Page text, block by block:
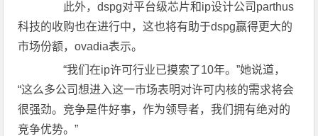
此外，dspg对平台级芯片和ip设计公司parthus
科技的收购也在进行中，这也将有助于dspg赢得更大的
市场份额，ovadia表示。
“我们在ip许可行业已摸索了10年。”她说道，
“这么多公司想进入这一市场表明对许可内核的需求将会
很强劲。竞争是件好事，作为领导者，我们拥有绝对的
竞争优势。”